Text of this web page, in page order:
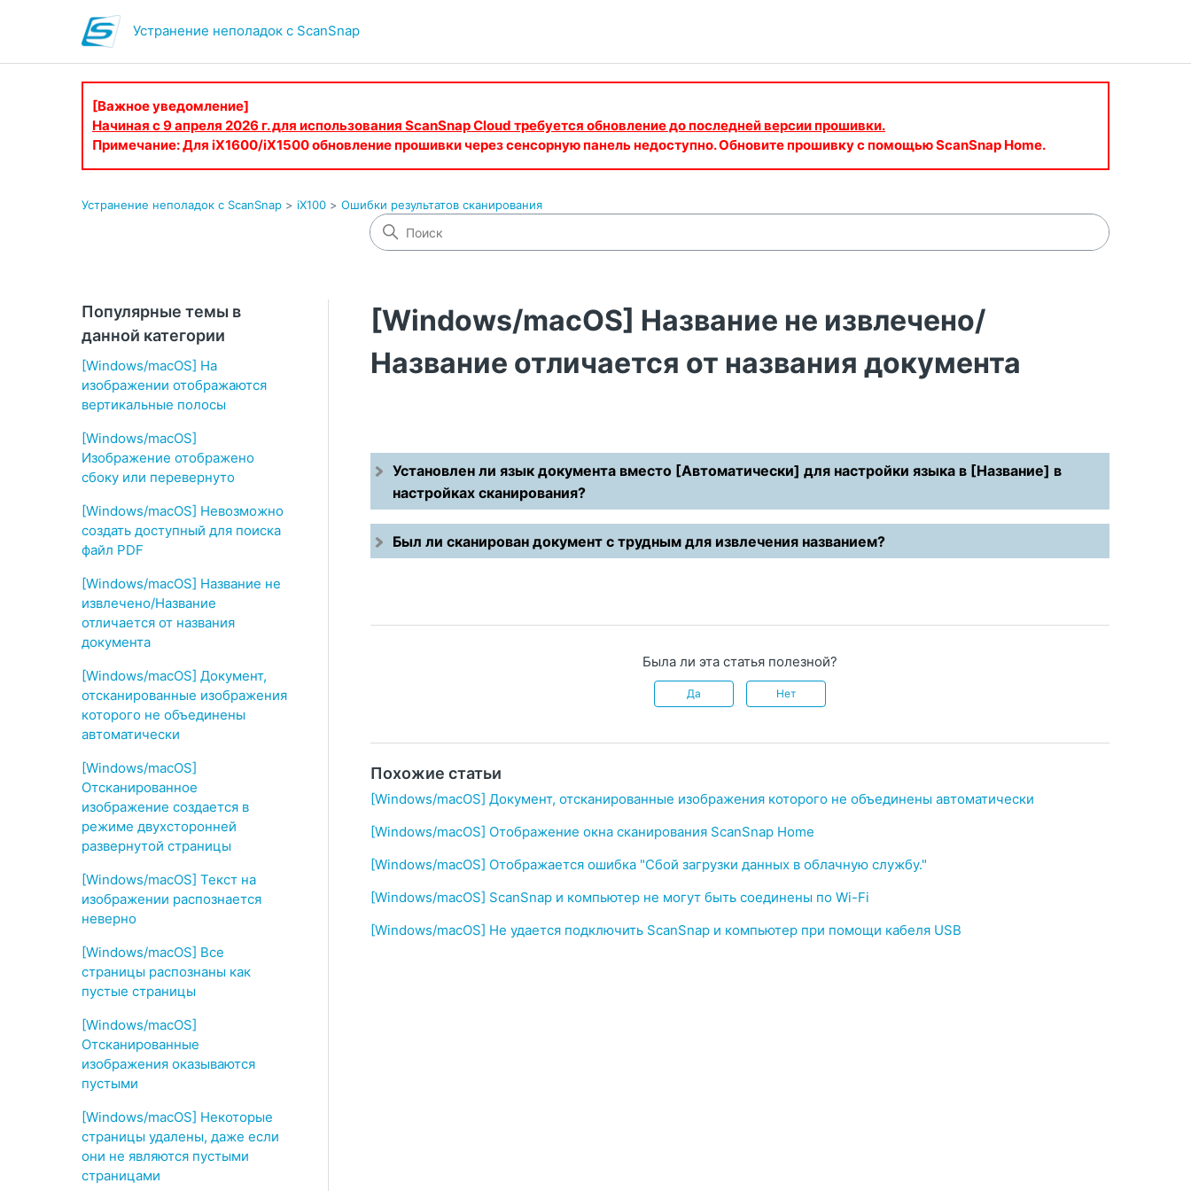
Устранение неполадок с ScanSnap
[Важное уведомление]
Начиная с 9 апреля 2026 г. для использования ScanSnap Cloud требуется обновление до последней версии прошивки.
Примечание: Для iX1600/iX1500 обновление прошивки через сенсорную панель недоступно. Обновите прошивку с помощью ScanSnap Home.
Устранение неполадок с ScanSnap iX100 Ошибки результатов сканирования
Популярные темы в
данной категории
[Windows/macOS] На
изображении отображаются
вертикальные полосы
[Windows/macOS]
Изображение отображено
сбоку или перевернуто
[Windows/macOS] Невозможно
создать доступный для поиска
файл PDF
[Windows/macOS] Название не
извлечено/Название
отличается от названия
документа
[Windows/macOS] Документ,
отсканированные изображения
которого не объединены
автоматически
[Windows/macOS]
Отсканированное
изображение создается в
режиме двухсторонней
развернутой страницы
[Windows/macOS] Текст на
изображении распознается
неверно
[Windows/macOS] Все
страницы распознаны как
пустые страницы
[Windows/macOS]
Отсканированные
изображения оказываются
пустыми
[Windows/macOS] Некоторые
страницы удалены, даже если
они не являются пустыми
страницами
[Windows/macOS] Название не извлечено/
Название отличается от названия документа
Установлен ли язык документа вместо [Автоматически] для настройки языка в [Название] в
настройках сканирования?
Был ли сканирован документ с трудным для извлечения названием?
Была ли эта статья полезной?
Да Нет
Похожие статьи
[Windows/macOS] Документ, отсканированные изображения которого не объединены автоматически
[Windows/macOS] Отображение окна сканирования ScanSnap Home
[Windows/macOS] Отображается ошибка "Сбой загрузки данных в облачную службу."
[Windows/macOS] ScanSnap и компьютер не могут быть соединены по Wi-Fi
[Windows/macOS] Не удается подключить ScanSnap и компьютер при помощи кабеля USB